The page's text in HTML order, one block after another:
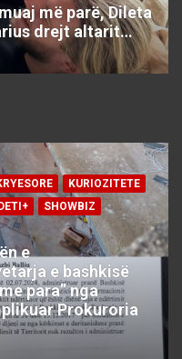
më parë, Dileta
drejt altarit…
KURIOZITETE
SHOWBIZ
e
e bashkisë
para” nga
Prokuroria